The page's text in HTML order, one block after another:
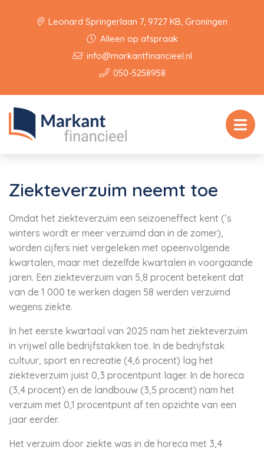
Leonard Springerlaan 7, 9727 KB, Groningen
Alleen op afspraak
info@markantfinancieel.nl
050-5258958
Ziekteverzuim neemt toe
Omdat het ziekteverzuim een seizoeneffect kent (’s
winters wordt er meer verzuimd dan in de zomer),
worden cijfers niet vergeleken met opeenvolgende
kwartalen, maar met dezelfde kwartalen in voorgaande
jaren. Een ziekteverzuim van 5,8 procent betekent dat
van de 1 000 te werken dagen 58 werden verzuimd
wegens ziekte.
In het eerste kwartaal van 2025 nam het ziekteverzuim
in vrijwel alle bedrijfstakken toe. In de bedrijfstak
cultuur, sport en recreatie (4,6 procent) lag het
ziekteverzuim juist 0,3 procentpunt lager. In de horeca
(3,4 procent) en de landbouw (3,5 procent) nam het
verzuim met 0,1 procentpunt af ten opzichte van een
jaar eerder.
Het verzuim door ziekte was in de horeca met 3,4